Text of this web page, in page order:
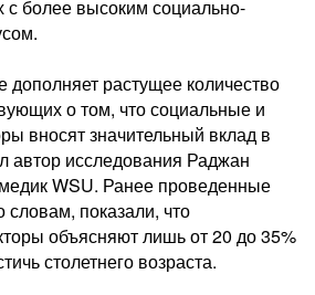
с более высоким социально-
растущее количество
о том, что социальные и
вносят значительный вклад в
автор исследования Раджан
WSU. Ранее проведенные
словам, показали, что
объясняют лишь от 20 до 35%
столетнего возраста.